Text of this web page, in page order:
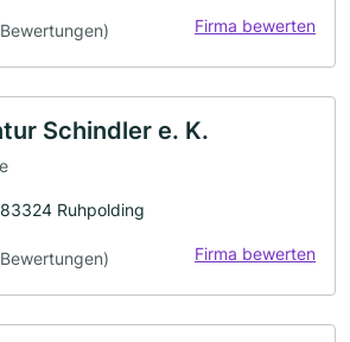
Firma bewerten
Schindler e. K.
Ruhpolding
Firma bewerten